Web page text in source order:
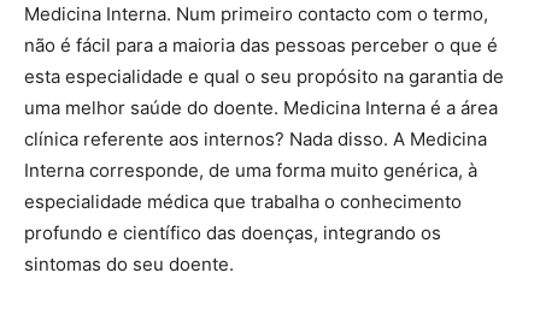
Medicina Interna. Num primeiro contacto com o termo,
não é fácil para a maioria das pessoas perceber o que é
esta especialidade e qual o seu propósito na garantia de
uma melhor saúde do doente. Medicina Interna é a área
clínica referente aos internos? Nada disso. A Medicina
Interna corresponde, de uma forma muito genérica, à
especialidade médica que trabalha o conhecimento
profundo e científico das doenças, integrando os
sintomas do seu doente.